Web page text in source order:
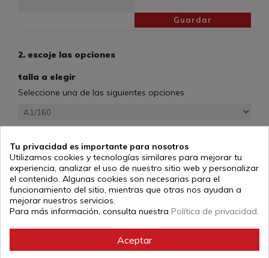
Guardar
2. escoje las opciones
talla a elegir
Seleccione una de las siguientes opciones
130,00 €impuestos incluidos
Tu privacidad es importante para nosotros
Utilizamos cookies y tecnologías similares para mejorar tu
experiencia, analizar el uso de nuestro sitio web y personalizar
el contenido. Algunas cookies son necesarias para el
funcionamiento del sitio, mientras que otras nos ayudan a
mejorar nuestros servicios.
Para más información, consulta nuestra Política de privacidad
Aceptar